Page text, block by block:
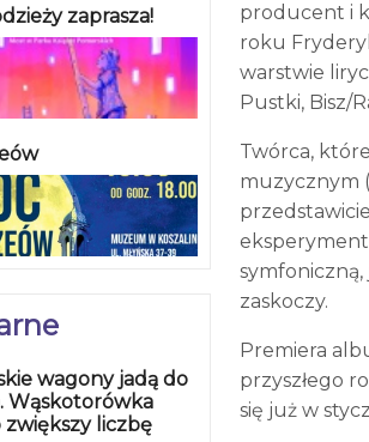
zaprasza!
wagony jadą do
Wąskotorówka
zwiększy liczbę
producent i
roku
warstwie
Pustki, Bisz/
Twórca,
muzycznym
zaskoczy.
Premiera
przyszłego
się już w